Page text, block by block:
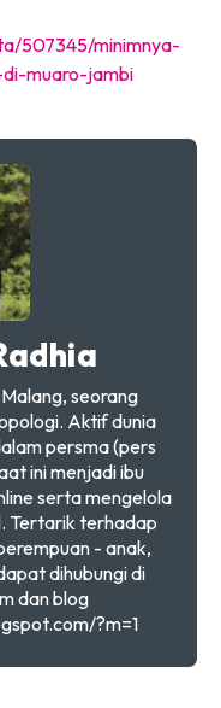
507345/minimnya-
muaro-jambi
seorang
Aktif dunia
persma (pers
ini menjadi ibu
serta mengelola
Tertarik terhadap
- anak,
dihubungi di
dan blog
?m=1